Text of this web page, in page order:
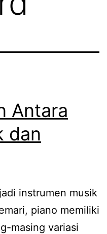
Antara
dan
instrumen musik
piano memiliki
masing variasi